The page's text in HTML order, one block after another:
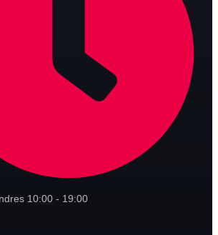
10:00 - 19:00